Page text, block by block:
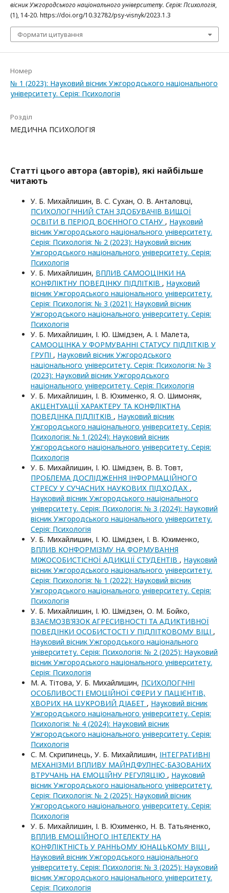
вісник Ужгородського національного університету. Серія: Психологія,
(1), 14-20. https://doi.org/10.32782/psy-visnyk/2023.1.3
Формати цитування
Номер
№ 1 (2023): Науковий вісник Ужгородського національного
університету. Серія: Психологія
Розділ
МЕДИЧНА ПСИХОЛОГІЯ
Статті цього автора (авторів), які найбільше
читають
У. Б. Михайлишин, В. С. Сухан, О. В. Анталовці,
ПСИХОЛОГІЧНИЙ СТАН ЗДОБУВАЧІВ ВИЩОЇ
ОСВІТИ В ПЕРІОД ВОЄННОГО СТАНУ , Науковий
вісник Ужгородського національного університету.
Серія: Психологія: № 2 (2023): Науковий вісник
Ужгородського національного університету. Серія:
Психологія
У. Б. Михайлишин, ВПЛИВ САМООЦІНКИ НА
КОНФЛІКТНУ ПОВЕДІНКУ ПІДЛІТКІВ , Науковий
вісник Ужгородського національного університету.
Серія: Психологія: № 3 (2021): Науковий вісник
Ужгородського національного університету. Серія:
Психологія
У. Б. Михайлишин, І. Ю. Шмідзен, А. І. Малета,
САМООЦІНКА У ФОРМУВАННІ СТАТУСУ ПІДЛІТКІВ У
ГРУПІ , Науковий вісник Ужгородського
національного університету. Серія: Психологія: № 3
(2023): Науковий вісник Ужгородського
національного університету. Серія: Психологія
У. Б. Михайлишин, І. В. Юхименко, Я. О. Шимоняк,
АКЦЕНТУАЦІЇ ХАРАКТЕРУ ТА КОНФЛІКТНА
ПОВЕДІНКА ПІДЛІТКІВ , Науковий вісник
Ужгородського національного університету. Серія:
Психологія: № 1 (2024): Науковий вісник
Ужгородського національного університету. Серія:
Психологія
У. Б. Михайлишин, І. Ю. Шмідзен, В. В. Товт,
ПРОБЛЕМА ДОСЛІДЖЕННЯ ІНФОРМАЦІЙНОГО
СТРЕСУ У СУЧАСНИХ НАУКОВИХ ПІДХОДАХ ,
Науковий вісник Ужгородського національного
університету. Серія: Психологія: № 3 (2024): Науковий
вісник Ужгородського національного університету.
Серія: Психологія
У. Б. Михайлишин, І. Ю. Шмідзен, І. В. Юхименко,
ВПЛИВ КОНФОРМІЗМУ НА ФОРМУВАННЯ
МІЖОСОБИСТІСНОЇ АДИКЦІЇ СТУДЕНТІВ , Науковий
вісник Ужгородського національного університету.
Серія: Психологія: № 1 (2022): Науковий вісник
Ужгородського національного університету. Серія:
Психологія
У. Б. Михайлишин, І. Ю. Шмідзен, О. М. Бойко,
ВЗАЄМОЗВ’ЯЗОК АГРЕСИВНОСТІ ТА АДИКТИВНОЇ
ПОВЕДІНКИ ОСОБИСТОСТІ У ПІДЛІТКОВОМУ ВІЦІ ,
Науковий вісник Ужгородського національного
університету. Серія: Психологія: № 2 (2025): Науковий
вісник Ужгородського національного університету.
Серія: Психологія
М. А. Тітова, У. Б. Михайлишин, ПСИХОЛОГІЧНІ
ОСОБЛИВОСТІ ЕМОЦІЙНОЇ СФЕРИ У ПАЦІЄНТІВ,
ХВОРИХ НА ЦУКРОВИЙ ДІАБЕТ , Науковий вісник
Ужгородського національного університету. Серія:
Психологія: № 4 (2024): Науковий вісник
Ужгородського національного університету. Серія:
Психологія
С. М. Скрипинець, У. Б. Михайлишин, ІНТЕГРАТИВНІ
МЕХАНІЗМИ ВПЛИВУ МАЙНДФУЛНЕС-БАЗОВАНИХ
ВТРУЧАНЬ НА ЕМОЦІЙНУ РЕГУЛЯЦІЮ , Науковий
вісник Ужгородського національного університету.
Серія: Психологія: № 2 (2025): Науковий вісник
Ужгородського національного університету. Серія:
Психологія
У. Б. Михайлишин, І. В. Юхименко, Н. В. Татьяненко,
ВПЛИВ ЕМОЦІЙНОГО ІНТЕЛЕКТУ НА
КОНФЛІКТНІСТЬ У РАННЬОМУ ЮНАЦЬКОМУ ВІЦІ ,
Науковий вісник Ужгородського національного
університету. Серія: Психологія: № 3 (2025): Науковий
вісник Ужгородського національного університету.
Серія: Психологія